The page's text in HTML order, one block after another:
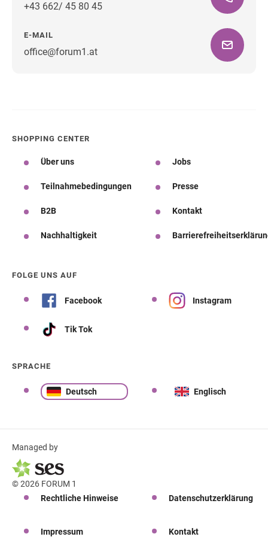
+43 662/ 45 80 45
E-MAIL
office@forum1.at
SHOPPING CENTER
Über uns Jobs
Teilnahmebedingungen Presse
B2B Kontakt
Nachhaltigkeit
FOLGE UNS AUF
Facebook Instagram
Tik Tok
SPRACHE
Deutsch Englisch
Managed by
© 2026 FORUM 1
Rechtliche Hinweise
Datenschutzerklärung
Impressum Kontakt